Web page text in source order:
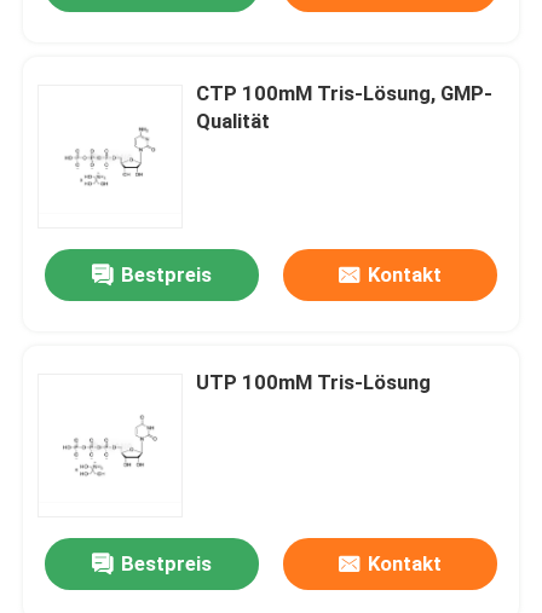
Über uns
CTP 100mM Tris-Lösung, GMP-
Qualität
Bestpreis Kontakt
UTP 100mM Tris-Lösung
Bestpreis Kontakt